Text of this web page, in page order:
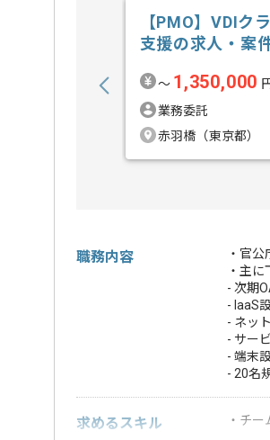
【PMO】VDIク
支援の求人・案
〜 1,350,000
業務委託
赤羽橋（東京都）
職務内容
・官
・主に
- 次期
- IaaS
- ネッ
- サー
- 端末
- 20名
求めるスキル
・チ